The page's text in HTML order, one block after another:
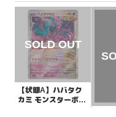
【状態A】ハバタク
カミ モンスターボー